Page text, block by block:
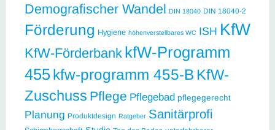
Demografischer Wandel DIN 18040 DIN 18040-2
Förderung Hygiene höhenverstellbares WC ISH KfW
KfW-Förderbank kfW-Programm
455kfw-programm 455-B KfW-
Zuschuss Pflege Pflegebad pflegegerecht
Planung Produktdesign Ratgeber Sanitärprofi